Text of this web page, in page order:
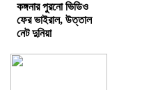
কঙ্গনার পুরনো ভিডিও
ফের ভাইরাল, উত্তাল
নেট দুনিয়া